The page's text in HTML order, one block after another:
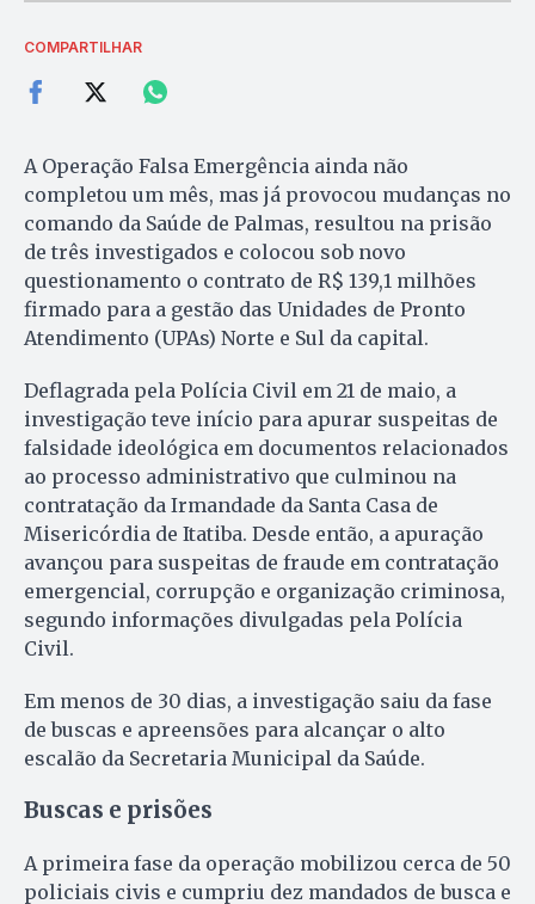
COMPARTILHAR
A Operação Falsa Emergência ainda não
completou um mês, mas já provocou mudanças no
comando da Saúde de Palmas, resultou na prisão
de três investigados e colocou sob novo
questionamento o contrato de R$ 139,1 milhões
firmado para a gestão das Unidades de Pronto
Atendimento (UPAs) Norte e Sul da capital.
Deflagrada pela Polícia Civil em 21 de maio, a
investigação teve início para apurar suspeitas de
falsidade ideológica em documentos relacionados
ao processo administrativo que culminou na
contratação da Irmandade da Santa Casa de
Misericórdia de Itatiba. Desde então, a apuração
avançou para suspeitas de fraude em contratação
emergencial, corrupção e organização criminosa,
segundo informações divulgadas pela Polícia
Civil.
Em menos de 30 dias, a investigação saiu da fase
de buscas e apreensões para alcançar o alto
escalão da Secretaria Municipal da Saúde.
Buscas e prisões
A primeira fase da operação mobilizou cerca de 50
policiais civis e cumpriu dez mandados de busca e